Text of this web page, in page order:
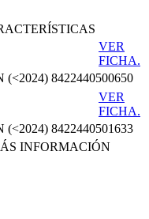
VER
FICHA.
8422440500650
VER
FICHA.
8422440501633
INFORMACIÓN